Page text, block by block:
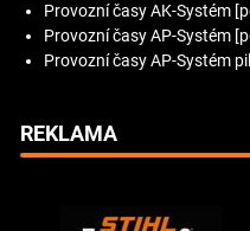
Provozní časy AK-Systém
Provozní časy AP-Systém
Provozní časy AP-Systém
REKLAMA